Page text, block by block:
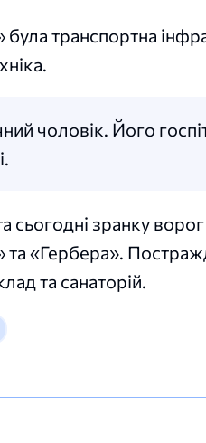
транспортна
чоловік. Його
сьогодні зранку ворог
та «Гербера».
та санаторій.